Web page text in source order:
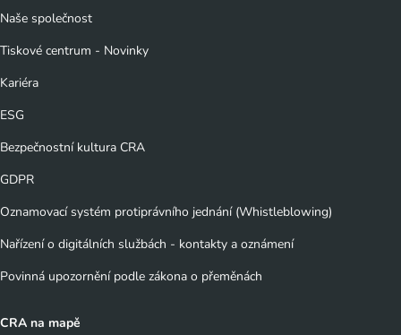
Naše společnost
Tiskové centrum - Novinky
Kariéra
ESG
Bezpečnostní kultura CRA
GDPR
Oznamovací systém protiprávního jednání (Whistleblowing)
Nařízení o digitálních službách - kontakty a oznámení
Povinná upozornění podle zákona o přeměnách
CRA na mapě